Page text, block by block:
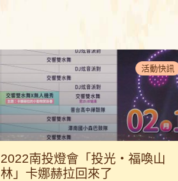
活動快訊
2022南投燈會「投光‧福喚山
林」卡娜赫拉回來了